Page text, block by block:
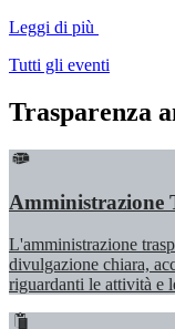
Leggi di più
Tutti gli eventi
Trasparenza
Amministrazione
L'amministrazione
divulgazione chiara,
riguardanti le attività e